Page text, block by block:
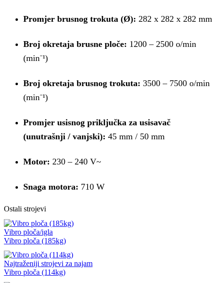
Promjer brusnog trokuta (Ø): 282 x 282 x 282 mm
Broj okretaja brusne ploče: 1200 – 2500 o/min
(min⁻¹)
Broj okretaja brusnog trokuta: 3500 – 7500 o/min
(min⁻¹)
Promjer usisnog priključka za usisavač
(unutrašnji / vanjski): 45 mm / 50 mm
Motor: 230 – 240 V~
Snaga motora: 710 W
Ostali strojevi
Vibro ploča/igla
Vibro ploča (185kg)
Najtraženiji strojevi za najam
Vibro ploča (114kg)